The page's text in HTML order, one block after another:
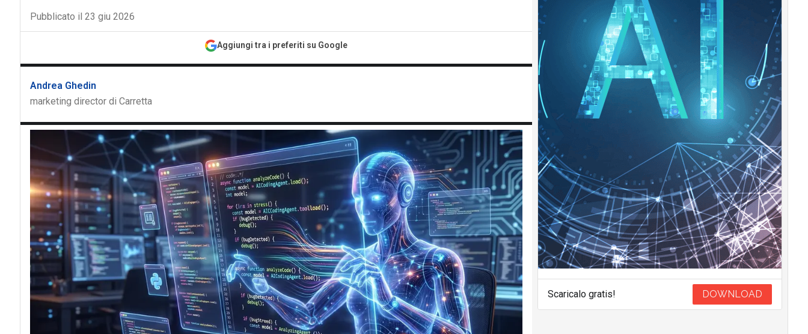
Pubblicato il 23 giu 2026
Aggiungi tra i preferiti su Google
Andrea Ghedin
marketing director di Carretta
Scaricalo gratis! DOWNLOAD